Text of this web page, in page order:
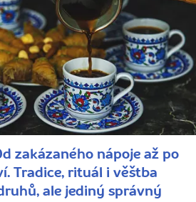
zakázaného nápoje až po
Tradice, rituál i věštba
ale jediný správný